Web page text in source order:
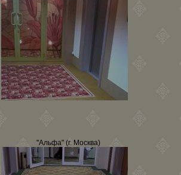
"Альфа" (г. Москва)